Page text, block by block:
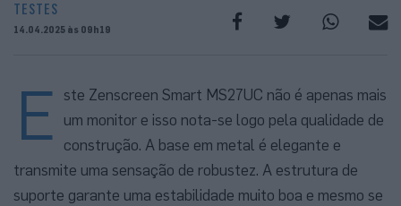
TESTES
14.04.2025 às 09h19
E
ste Zenscreen Smart MS27UC não é apenas mais
um monitor e isso nota-se logo pela qualidade de
construção. A base em metal é elegante e
transmite uma sensação de robustez. A estrutura de
suporte garante uma estabilidade muito boa e mesmo se